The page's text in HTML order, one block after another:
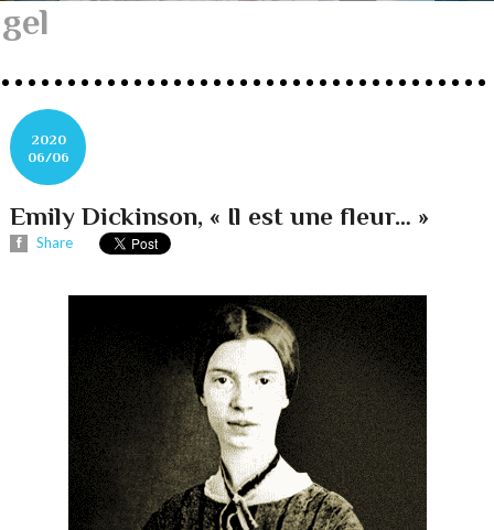
gel
2020
06/06
Emily Dickinson, « Il est une fleur… »
Share